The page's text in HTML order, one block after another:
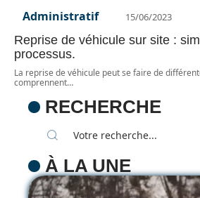
Administratif 15/06/2023
Reprise de véhicule sur site :
processus.
La reprise de véhicule peut se faire de
comprennent…
RECHERCHE
À LA UNE